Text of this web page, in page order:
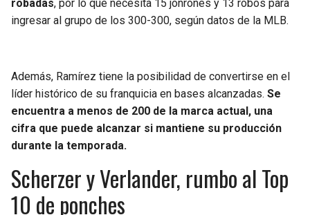
robadas, por lo que necesita 15 jonrones y 13 robos para
ingresar al grupo de los 300-300, según datos de la MLB.
Además, Ramírez tiene la posibilidad de convertirse en el
líder histórico de su franquicia en bases alcanzadas. Se
encuentra a menos de 200 de la marca actual, una
cifra que puede alcanzar si mantiene su producción
durante la temporada.
Scherzer y Verlander, rumbo al Top
10 de ponches